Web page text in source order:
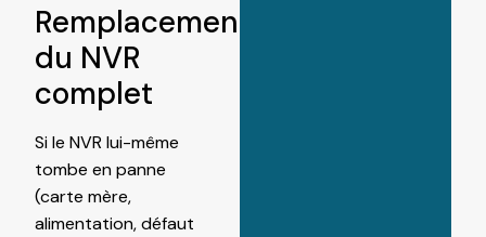
Remplacement
du NVR
complet
Si le NVR lui-même
tombe en panne
(carte mère,
alimentation, défaut